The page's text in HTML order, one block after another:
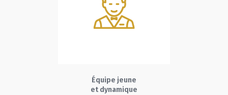
Équipe jeune
et dynamique